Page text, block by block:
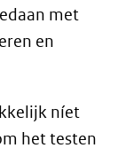
met
en
níet
het testen